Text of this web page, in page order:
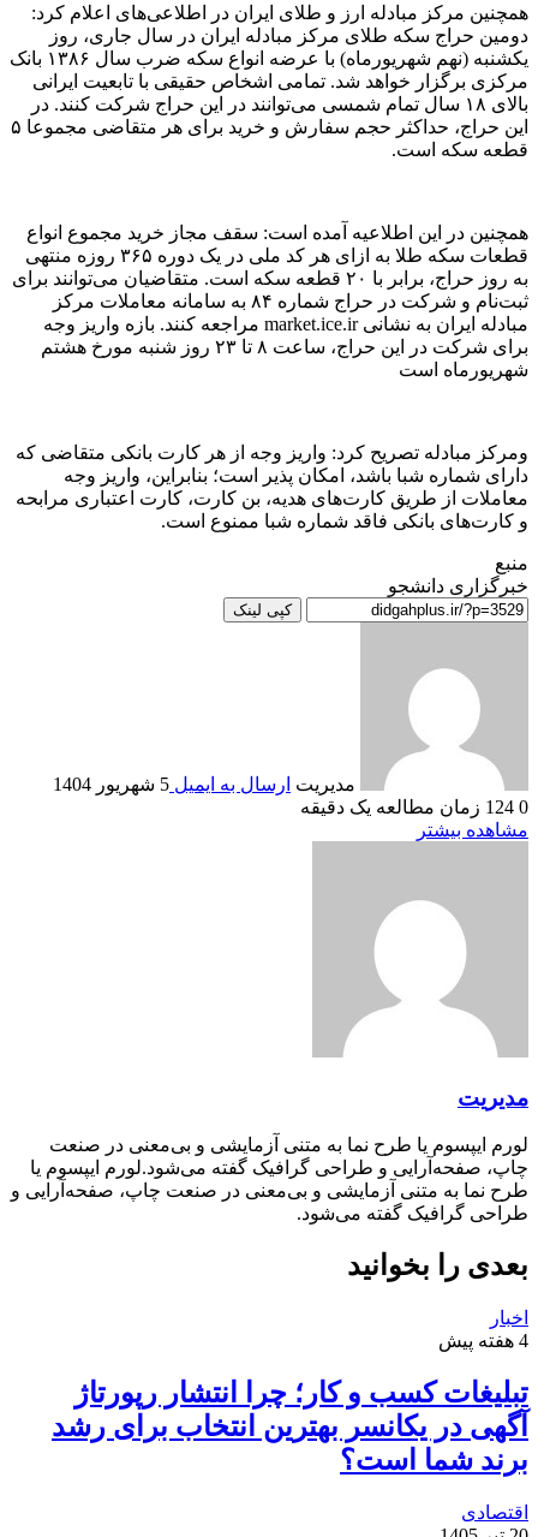
همچنین مرکز مبادله ارز و طلای ایران در اطلاعی‌های اعلام کرد:
دومین حراج سکه طلای مرکز مبادله ایران در سال جاری، روز
یکشنبه (نهم شهریورماه) با عرضه انواع سکه ضرب سال ۱۳۸۶ بانک
مرکزی برگزار خواهد شد. تمامی اشخاص حقیقی با تابعیت ایرانی
بالای ۱۸ سال تمام شمسی می‌توانند در این حراج شرکت کنند. در
این حراج، حداکثر حجم سفارش و خرید برای هر متقاضی مجموعا ۵
قطعه سکه است.
همچنین در این اطلاعیه آمده است: سقف مجاز خرید مجموع انواع
قطعات سکه طلا به ازای هر کد ملی در یک دوره ۳۶۵ روزه منتهی
به روز حراج، برابر با ۲۰ قطعه سکه است. متقاضیان می‌توانند برای
ثبت‌نام و شرکت در حراج شماره ۸۴ به سامانه معاملات مرکز
مبادله ایران به نشانی market.ice.ir مراجعه کنند. بازه واریز وجه
برای شرکت در این حراج، ساعت ۸ تا ۲۳ روز شنبه مورخ هشتم
شهریورماه است
ومرکز مبادله تصریح کرد: واریز وجه از هر کارت بانکی متقاضی که
دارای شماره شبا باشد، امکان پذیر است؛ بنابراین، واریز وجه
معاملات از طریق کارت‌های هدیه، بن کارت، کارت اعتباری مرابحه
و کارت‌های بانکی فاقد شماره شبا ممنوع است.
منبع
خبرگزاری دانشجو
کپی لینک
مدیریت ارسال به ایمیل 5 شهریور 1404
0
زمان مطالعه یک دقیقه
مشاهده بیشتر
مدیریت
لورم ایپسوم یا طرح‌ نما به متنی آزمایشی و بی‌معنی در صنعت
چاپ، صفحه‌آرایی و طراحی گرافیک گفته می‌شود.لورم ایپسوم یا
طرح‌ نما به متنی آزمایشی و بی‌معنی در صنعت چاپ، صفحه‌آرایی و
طراحی گرافیک گفته می‌شود.
بعدی را بخوانید
اخبار
4 هفته پیش
تبلیغات کسب و کار؛ چرا انتشار رپورتاژ
آگهی در یکانسر بهترین انتخاب برای رشد
برند شما است؟
اقتصادی